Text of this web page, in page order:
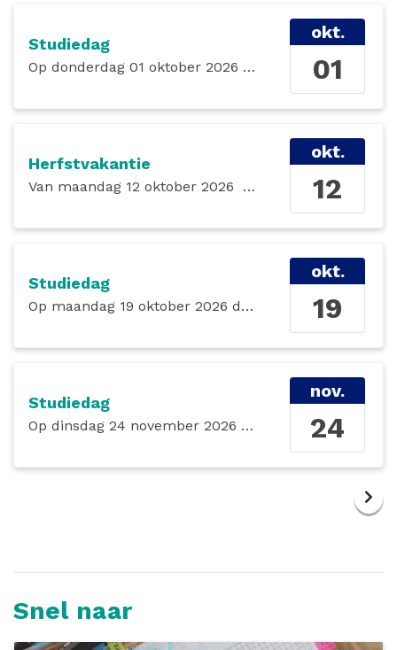
Studiedag
Op donderdag 01 oktober 2026
okt.
01
Herfstvakantie
Van maandag 12 oktober 2026 zondag
okt.
12
Studiedag
Op maandag 19 oktober 2026 de gehele dag
okt.
19
Studiedag
Op dinsdag 24 november 2026
nov.
24
Snel naar